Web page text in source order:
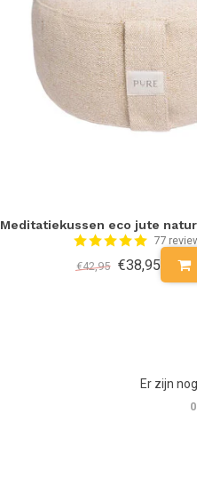
Meditatiekussen eco jute
77
€42,95
€38,95
Er zijn
0